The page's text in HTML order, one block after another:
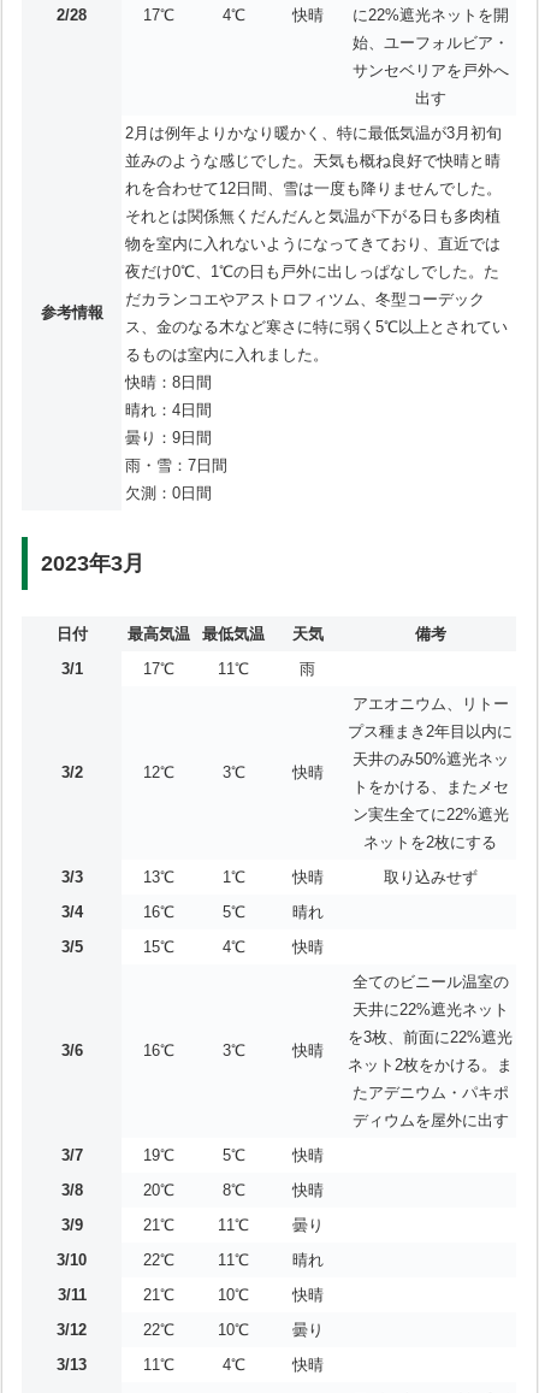
2/28 17℃ 4℃ 快晴
に22%遮光ネットを開
始、ユーフォルビア・
サンセベリアを戸外へ
出す
参考情報
2月は例年よりかなり暖かく、特に最低気温が3月初旬
並みのような感じでした。天気も概ね良好で快晴と晴
れを合わせて12日間、雪は一度も降りませんでした。
それとは関係無くだんだんと気温が下がる日も多肉植
物を室内に入れないようになってきており、直近では
夜だけ0℃、1℃の日も戸外に出しっぱなしでした。た
だカランコエやアストロフィツム、冬型コーデック
ス、金のなる木など寒さに特に弱く5℃以上とされてい
るものは室内に入れました。
快晴：8日間
晴れ：4日間
曇り：9日間
雨・雪：7日間
欠測：0日間
2023年3月
日付 最高気温 最低気温 天気
備考
3/1
17℃ 11℃ 雨
3/2 12℃ 3℃ 快晴
アエオニウム、リトー
プス種まき2年目以内に
天井のみ50%遮光ネッ
トをかける、またメセ
ン実生全てに22%遮光
ネットを2枚にする
3/3
13℃ 1℃ 快晴
取り込みせず
3/4
16℃ 5℃
晴れ
3/5
15℃ 4℃ 快晴
3/6 16℃ 3℃ 快晴
全てのビニール温室の
天井に22%遮光ネット
を3枚、前面に22%遮光
ネット2枚をかける。ま
たアデニウム・パキポ
ディウムを屋外に出す
3/7
19℃ 5℃
快晴
3/8
20℃ 8℃
快晴
3/9
21℃ 11℃
曇り
3/10
22℃ 11℃
晴れ
3/11
21℃ 10℃
快晴
3/12
22℃ 10℃
曇り
3/13
11℃ 4℃ 快晴